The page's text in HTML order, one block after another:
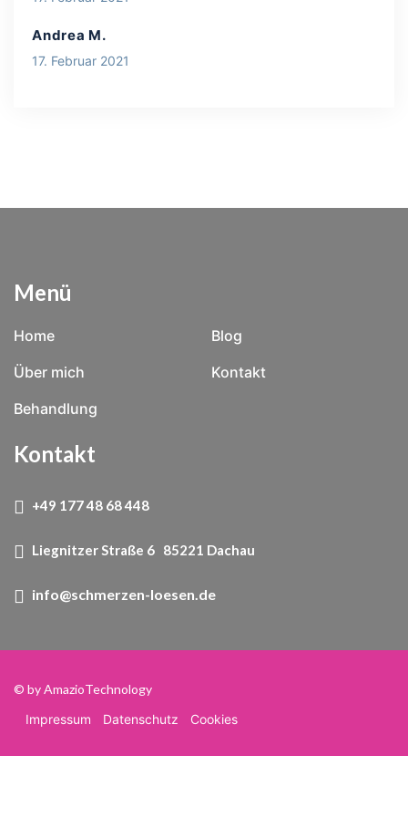
Andrea M.
17. Februar 2021
Menü
Home
Über mich
Behandlung
Blog
Kontakt
Kontakt
+49 177 48 68 448
Liegnitzer Straße 6 85221 Dachau
info@schmerzen-loesen.de
© byAmazioTechnology
Impressum
Datenschutz Cookies